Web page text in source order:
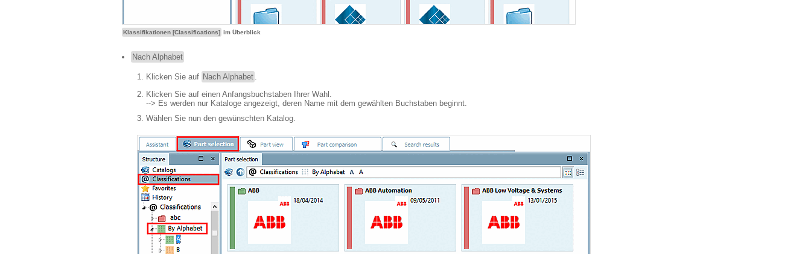
Klassifikationen [Classifications] im Überblick
Nach Alphabet
Klicken Sie auf Nach Alphabet .
Klicken Sie auf einen Anfangsbuchstaben Ihrer Wahl.
--> Es werden nur Kataloge angezeigt, deren Name mit dem gewählten Buchstaben beginnt.
Wählen Sie nun den gewünschten Katalog.